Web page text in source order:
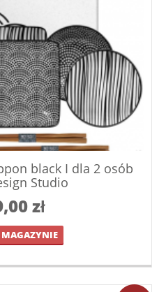
black I dla 2 osób
Studio
zł